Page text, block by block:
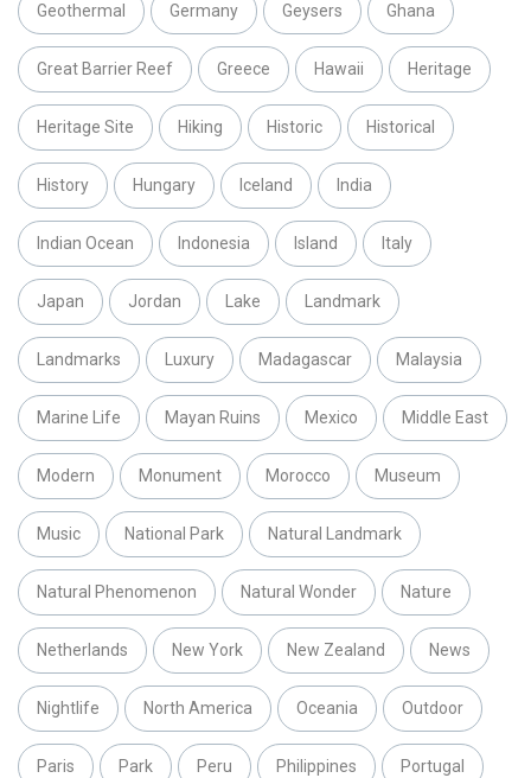
Geothermal Germany Geysers Ghana
Great Barrier Reef Greece Hawaii Heritage
Heritage Site Hiking Historic Historical
History Hungary Iceland India
Indian Ocean Indonesia Island Italy
Japan Jordan Lake Landmark
Landmarks Luxury Madagascar Malaysia
Marine Life Mayan Ruins Mexico Middle East
Modern Monument Morocco Museum
Music National Park Natural Landmark
Natural Phenomenon Natural Wonder Nature
Netherlands New York New Zealand News
Nightlife North America Oceania Outdoor
Paris Park Peru Philippines Portugal